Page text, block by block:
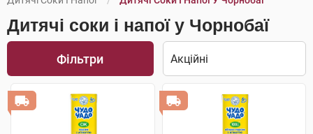
Дитячі соки і напої у Чорнобаї
Фільтри